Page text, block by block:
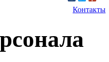
Контакты